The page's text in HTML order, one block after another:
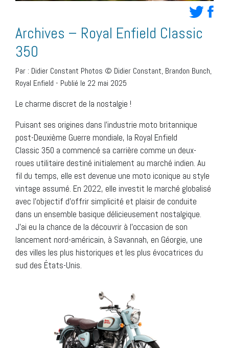
Archives – Royal Enfield Classic
350
Par : Didier Constant Photos © Didier Constant, Brandon Bunch,
Royal Enfield - Publié le 22 mai 2025
Le charme discret de la nostalgie !
Puisant ses origines dans l’industrie moto britannique
post-Deuxième Guerre mondiale, la Royal Enfield
Classic 350 a commencé sa carrière comme un deux-
roues utilitaire destiné initialement au marché indien. Au
fil du temps, elle est devenue une moto iconique au style
vintage assumé. En 2022, elle investit le marché globalisé
avec l’objectif d’offrir simplicité et plaisir de conduite
dans un ensemble basique délicieusement nostalgique.
J’ai eu la chance de la découvrir à l’occasion de son
lancement nord-américain, à Savannah, en Géorgie, une
des villes les plus historiques et les plus évocatrices du
sud des États-Unis.